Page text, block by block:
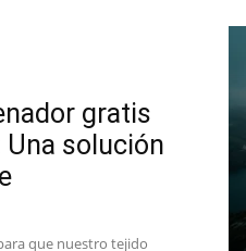
gratis
solución
que nuestro tejido